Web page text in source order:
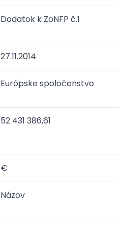
Dodatok k ZoNFP č.1
27.11.2014
Európske spoločenstvo
52 431 386,61
€
Názov